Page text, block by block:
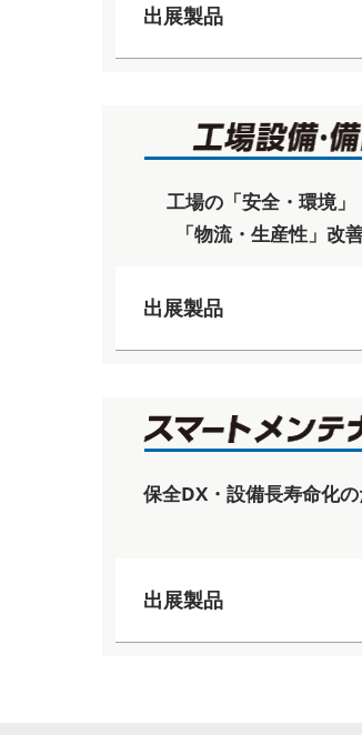
出展製品
工場の「安全・環境」
「物流・生産性」改
出展製品
保全DX・設備長寿命化
出展製品